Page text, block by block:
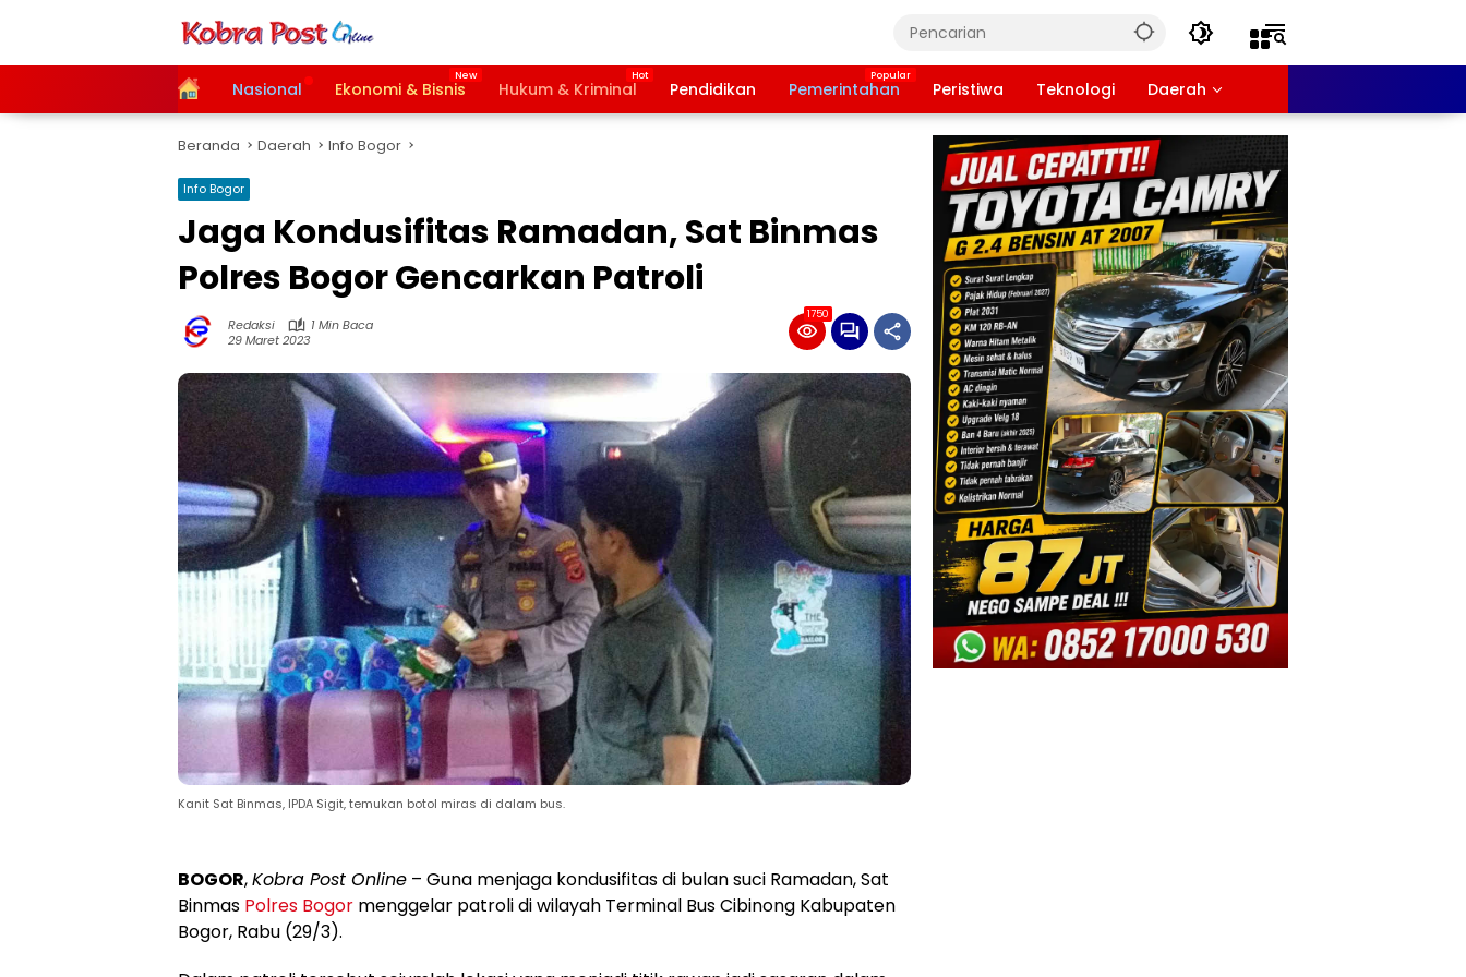
HomeNasional Ekonomi & Bisnis Hukum & Kriminal Pendidikan Pemerintahan Peristiwa Teknologi Daerah
Beranda Daerah Info Bogor
Info Bogor
Jaga Kondusifitas Ramadan, Sat Binmas
Polres Bogor Gencarkan Patroli
Redaksi
1 Min Baca
29 Maret 2023
1750
Kanit Sat Binmas, IPDA Sigit, temukan botol miras di dalam bus.
BOGOR,Kobra Post Online – Guna menjaga kondusifitas di bulan suci Ramadan, Sat
Binmas Polres Bogor menggelar patroli di wilayah Terminal Bus Cibinong Kabupaten
Bogor, Rabu (29/3).